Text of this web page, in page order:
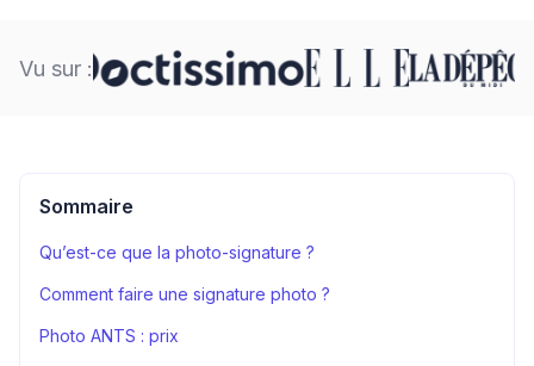
Vu sur :
Sommaire
Qu’est-ce que la photo-signature ?
Comment faire une signature photo ?
Photo ANTS : prix